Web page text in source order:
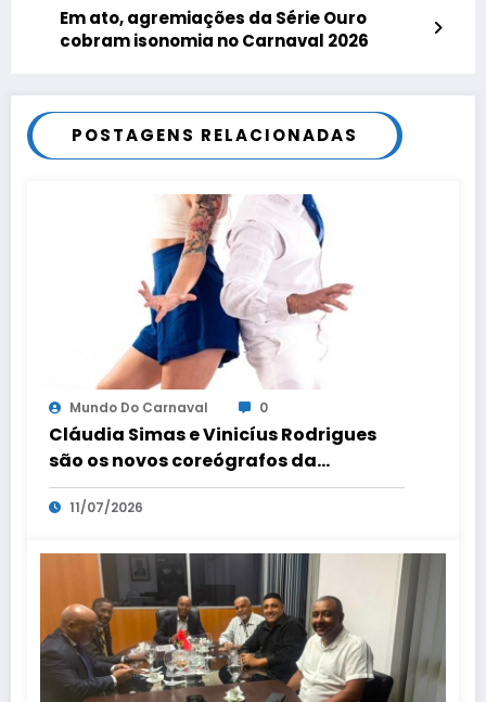
Em ato, agremiações da Série Ouro
cobram isonomia no Carnaval 2026
POSTAGENS RELACIONADAS
Mundo Do Carnaval 0
Cláudia Simas e Vinicíus Rodrigues
são os novos coreógrafos da
comissão de frente
11/07/2026